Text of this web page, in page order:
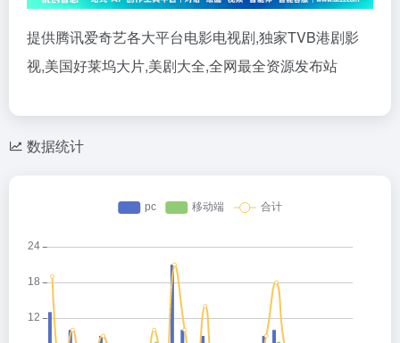
提供腾讯爱奇艺各大平台电影电视剧,独家TVB港剧影
视,美国好莱坞大片,美剧大全,全网最全资源发布站
数据统计